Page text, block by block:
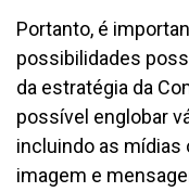
Portanto, é
possibilidades
da estratégia da
possível englobar
incluindo as mídias
imagem e